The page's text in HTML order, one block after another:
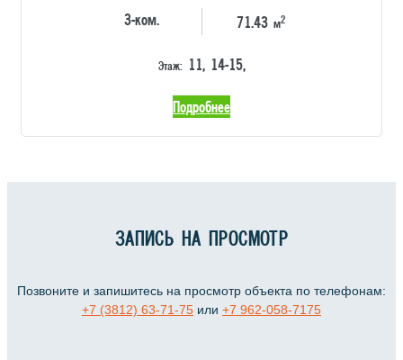
3-ком. 71.43 м2
Этаж:11, 14-15,
Подробнее
ЗАПИСЬ НА ПРОСМОТР
Позвоните и запишитесь на просмотр объекта по телефонам:
+7 (3812) 63-71-75 или +7 962-058-7175